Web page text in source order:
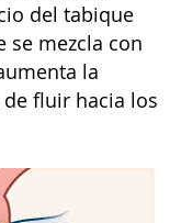
del tabique
se mezcla con
la
fluir hacia los